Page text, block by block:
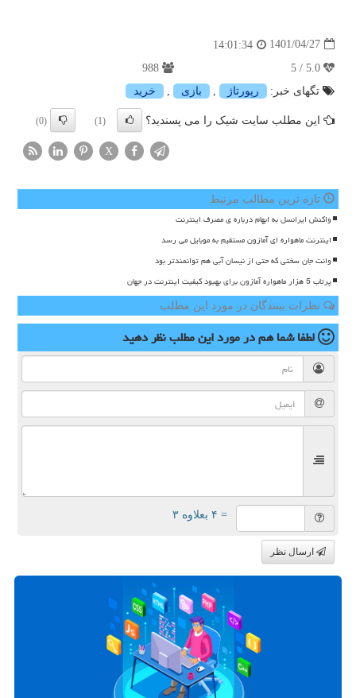
1401/04/27
14:01:34
تگهای خبر:
رپورتاژ , بازی , خرید
این مطلب سایت شیک را می پسندید؟ (1)
(0)
X
تازه ترین مطالب مرتبط
واکنش ایرانسل به ابهام درباره ی مصرف اینترنت
اینترنت ماهواره ای آمازون مستقیم به موبایل می رسد
وانت جان سختی که حتی از نیسان آبی هم توانمندتر بود
پرتاب 5 هزار ماهواره آمازون برای بهبود کیفیت اینترنت در جهان
نظرات بینندگان در مورد این مطلب
لطفا شما همدر مورد این مطلبنظر دهید
= ۴ بعلاوه ۳
ارسال نظر